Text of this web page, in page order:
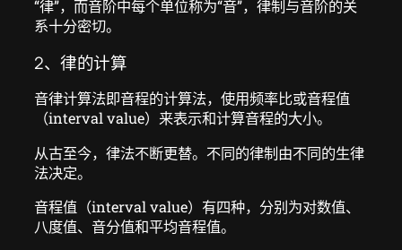
“律”，而音阶中每个单位称为“音”，律制与音阶的关
系十分密切。
2、律的计算
音律计算法即音程的计算法，使用频率比或音程值
（interval value）来表示和计算音程的大小。
从古至今，律法不断更替。不同的律制由不同的生律
法决定。
音程值（interval value）有四种，分别为对数值、
八度值、音分值和平均音程值。